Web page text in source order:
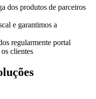
dos produtos de parceiros
e garantimos a
regularmente portal
clientes